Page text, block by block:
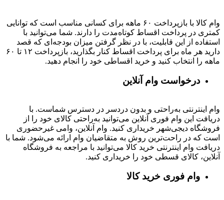
وام کالا با بازپرداخت ۶۰ ماهه برای کسانی مناسب است که توانایی
کمتری در پرداخت اقساط کوتاه‌مدت را دارند. شما می‌توانید با
استفاده از این قابلیت، با در نظر گرفتن میزان بودجه‌ای که قصد
دارید هر ماه برای پرداخت اقساط کنار بگذارید، بازپرداخت ۱۲ تا ۶۰
ماهه را انتخاب کنید و خرید اقساطی خود را انجام دهید.
درخواست وام آنلاین
وام اینترنتی به‌راحتی و بدون دردسر در دسترس شماست. با
دریافت این وام فوری آنلاین می‌توانید به‌راحتی کالای خود را از
فروشگاه دیجی‌شهر خریداری کنید. وام آنلاین، وامی غیرحضوری
است که در راحت‌ترین روش به متقاضیان وام ارائه می‌شود. شما با
دریافت وام اینترنتی خرید کالا می‌توانید با مراجعه به فروشگاه
آنلاین، کالای قسطی خود را خریداری کنید.
وام فوری خرید کالا